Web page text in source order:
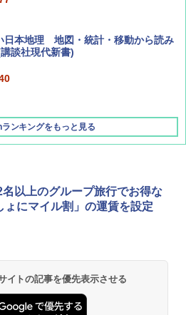
（エアライン）2026年9月号【特
ーイング110周年を祝して！
日本地理 地図・統計・移動から読み
談社現代新書)
ンキングをもっと見る
パーズコレクション 山善] ポップアッ
ト 傘みたいに広げて畳める パッとサ
ンシェード キューブ フルクローズ メ
PEAK (パイクスピーク) 着替えテン
パラソル 大型 ビーチ アウトドアパ
ガーデン サイトシート付 折りたたみ
カット 4段階高さ調整 軽量 収納袋付
企業販売】超強力クマ対策スプレー 30
以上のグループ旅行でお得な
ょにマイル割」の運賃を設定
イトの記事を優先表示させる